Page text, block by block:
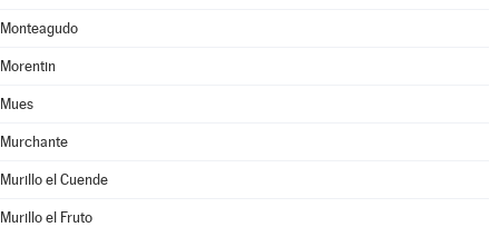
Monteagudo
Morentin
Mues
Murchante
Murillo el Cuende
Murillo el Fruto